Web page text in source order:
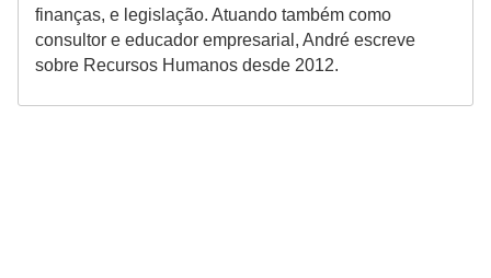
finanças, e legislação. Atuando também como
consultor e educador empresarial, André escreve
sobre Recursos Humanos desde 2012.